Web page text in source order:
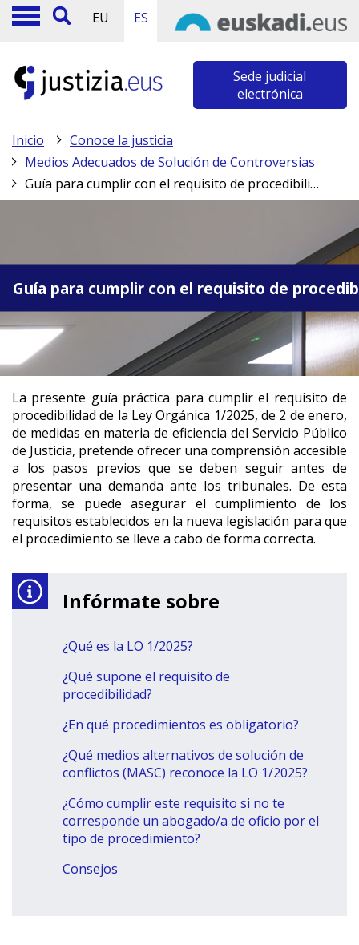
EU ES
Sede judicial
electrónica
Inicio
Conoce la justicia
Medios Adecuados de Solución de Controversias
Guía para cumplir con el requisito de procedibilidad de la LO 1/2025
Guía para cumplir con el requisito de
La presente guía práctica para cumplir el requisito de
procedibilidad de la Ley Orgánica 1/2025, de 2 de enero,
de medidas en materia de eficiencia del Servicio Público
de Justicia, pretende ofrecer una comprensión accesible
a los pasos previos que se deben seguir antes de
presentar una demanda ante los tribunales. De esta
forma, se puede asegurar el cumplimiento de los
requisitos establecidos en la nueva legislación para que
el procedimiento se lleve a cabo de forma correcta.
Infórmate sobre
¿Qué es la LO 1/2025?
¿Qué supone el requisito de
procedibilidad?
¿En qué procedimientos es obligatorio?
¿Qué medios alternativos de solución de
conflictos (MASC) reconoce la LO 1/2025?
¿Cómo cumplir este requisito si no te
corresponde un abogado/a de oficio por el
tipo de procedimiento?
Consejos